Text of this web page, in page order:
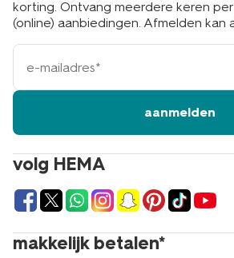
volg HEMA
makkelijk betalen*
korting. Ontvang meerdere keren
(online) aanbiedingen. Afmelden kan
e-
mailadres
aanmelden